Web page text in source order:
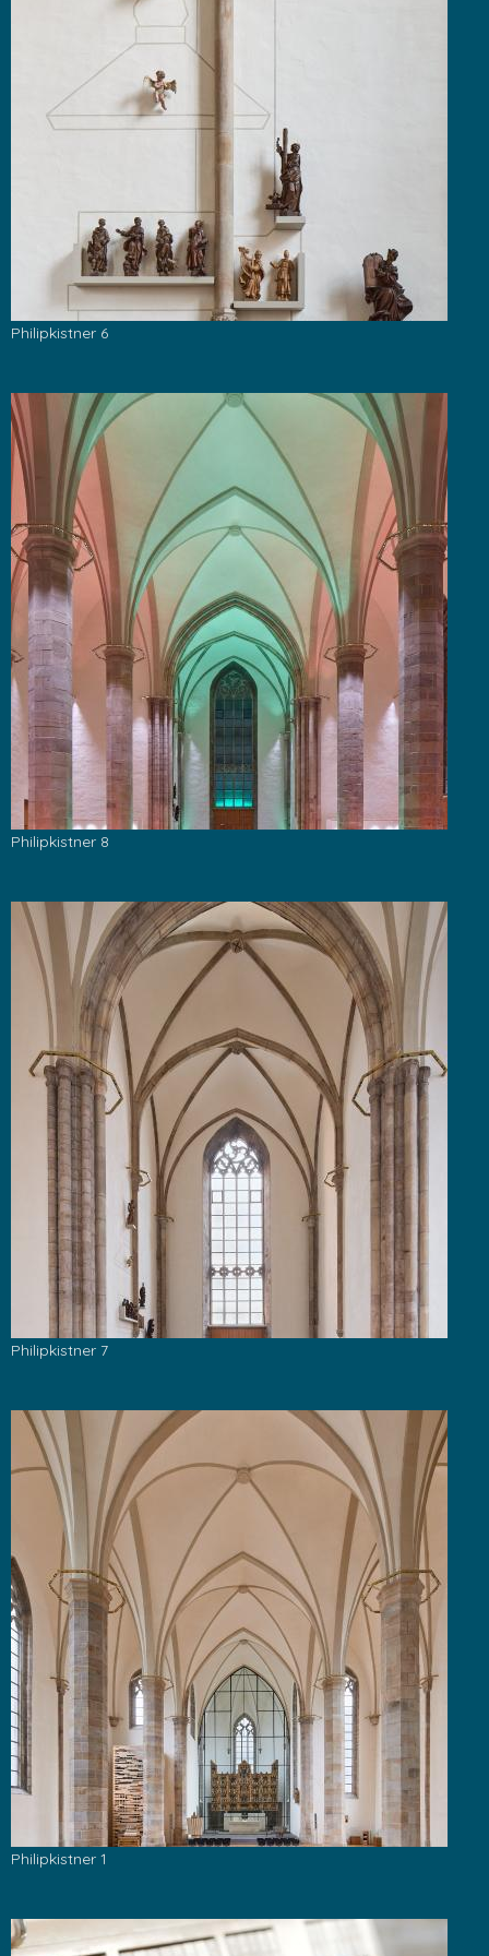
Philipkistner 6
Philipkistner 8
Philipkistner 7
Philipkistner 1